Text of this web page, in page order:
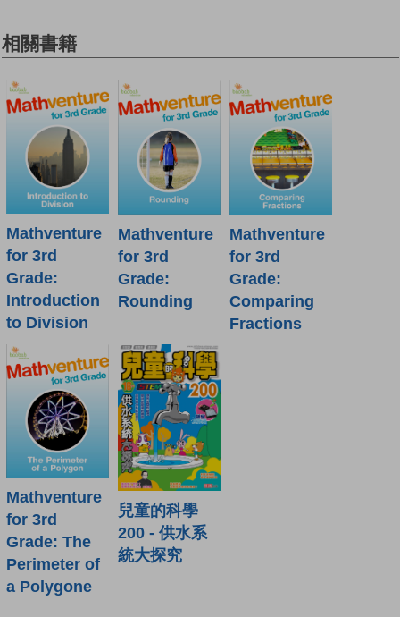
相關書籍
Mathventure
for 3rd
Grade:
Introduction
to Division
Mathventure
for 3rd
Grade:
Rounding
Mathventure
for 3rd
Grade:
Comparing
Fractions
Mathventure
for 3rd
Grade: The
Perimeter of
a Polygone
兒童的科學
200 - 供水系
統大探究